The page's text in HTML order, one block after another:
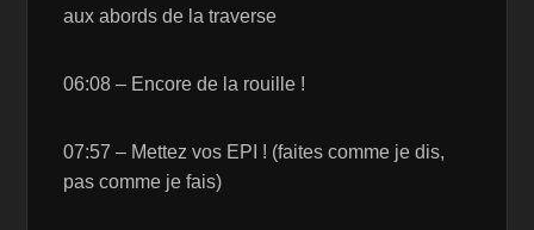
aux abords de la traverse
06:08 – Encore de la rouille !
07:57 – Mettez vos EPI ! (faites comme je dis,
pas comme je fais)